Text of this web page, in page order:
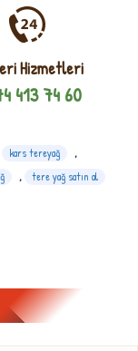
Hizmetleri
413 74 60
kars tereyağ
,
,
tere yağ satın al